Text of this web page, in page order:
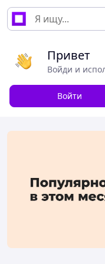
Привет
Войди и
Войти